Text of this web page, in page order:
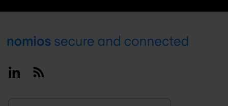
Footer
LinkedinRSS